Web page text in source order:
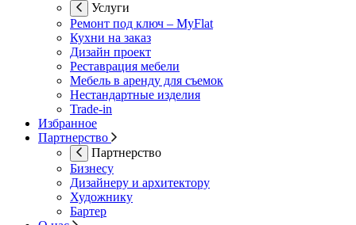
Услуги
Ремонт под ключ – MyFlat
Кухни на заказ
Дизайн проект
Реставрация мебели
Мебель в аренду для съемок
Нестандартные изделия
Trade-in
Избранное
Партнерство
Партнерство
Бизнесу
Дизайнеру и архитектору
Художнику
Бартер